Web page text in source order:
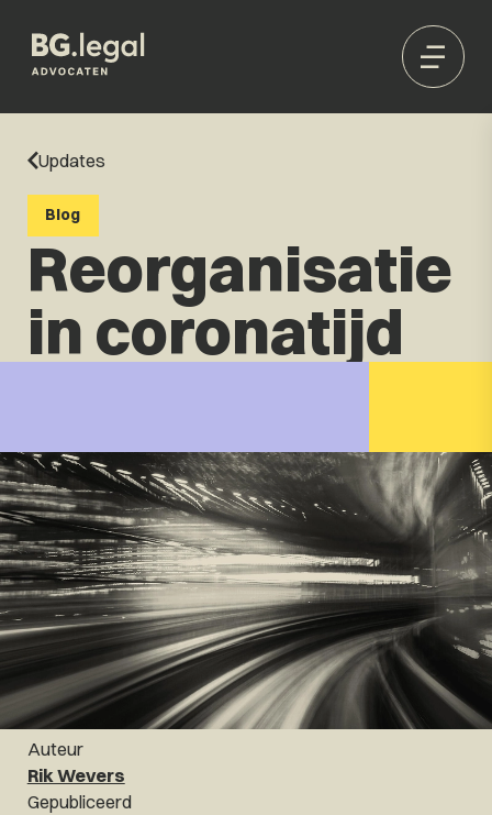
Updates
Blog
Reorganisatie
in coronatijd
Auteur
Rik Wevers
Gepubliceerd